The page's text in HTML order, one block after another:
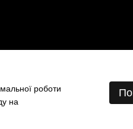
роботи
на